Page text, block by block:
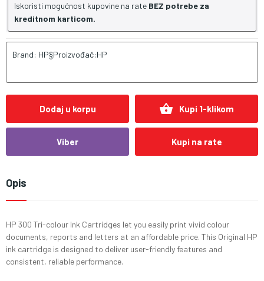
Iskoristi mogućnost kupovine na rate BEZ potrebe za
kreditnom karticom.
Brand: HP§Proizvođač:HP
Dodaj u korpu shopping_basket Kupi 1-klikom
Viber Kupi na rate
Opis
HP 300 Tri-colour Ink Cartridges let you easily print vivid colour
documents, reports and letters at an affordable price. This Original HP
ink cartridge is designed to deliver user-friendly features and
consistent, reliable performance.